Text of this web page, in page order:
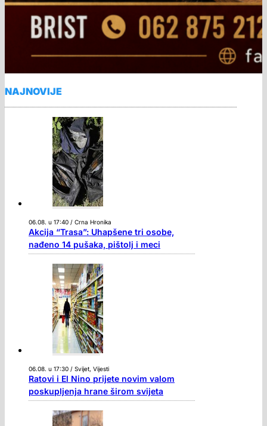
NAJNOVIJE
06.08. u 17:40 / Crna Hronika
Akcija “Trasa”: Uhapšene tri osobe,
nađeno 14 pušaka, pištolj i meci
06.08. u 17:30 / Svijet, Vijesti
Ratovi i El Nino prijete novim valom
poskupljenja hrane širom svijeta